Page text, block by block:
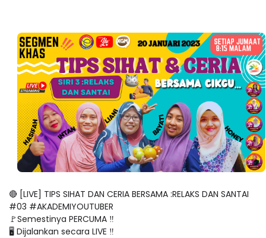
🔴 [LIVE] TIPS SIHAT DAN CERIA BERSAMA :RELAKS DAN SANTAI
#03 #AKADEMIYOUTUBER
🚩Semestinya PERCUMA ‼️
🖥 Dijalankan secara LIVE ‼️